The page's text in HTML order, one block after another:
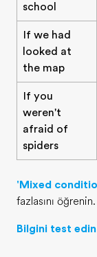
school
If we had
looked at
the map
If you
weren't
afraid of
spiders
'Mixed
fazlasını öğrenin.
Bilgini test edin